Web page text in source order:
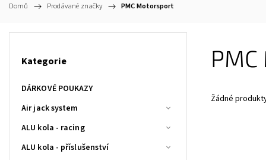
Domů / Prodávané značky / PMC Motorsport
Kategorie
DÁRKOVÉ POUKAZY
Air jack system
ALU kola - racing
ALU kola - příslušenství
Žádné